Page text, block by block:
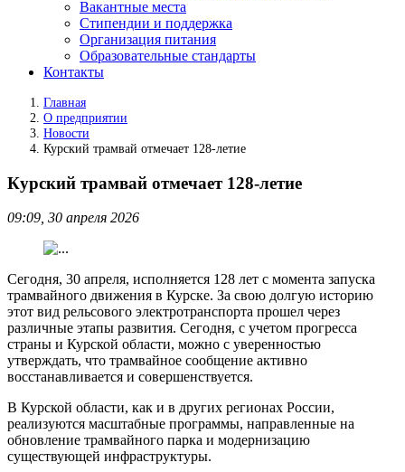
Вакантные места
Стипендии и поддержка
Организация питания
Образовательные стандарты
Контакты
Главная
О предприятии
Новости
Курский трамвай отмечает 128-летие
Курский трамвай отмечает 128-летие
09:09, 30 апреля 2026
Сегодня, 30 апреля, исполняется 128 лет с момента запуска
трамвайного движения в Курске. За свою долгую историю
этот вид рельсового электротранспорта прошел через
различные этапы развития. Сегодня, с учетом прогресса
страны и Курской области, можно с уверенностью
утверждать, что трамвайное сообщение активно
восстанавливается и совершенствуется.
В Курской области, как и в других регионах России,
реализуются масштабные программы, направленные на
обновление трамвайного парка и модернизацию
существующей инфраструктуры.